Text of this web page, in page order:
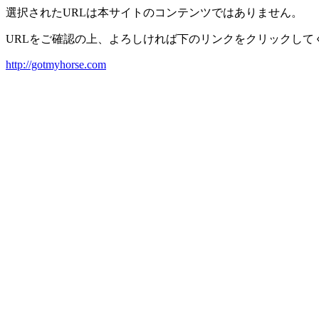
選択されたURLは本サイトのコンテンツではありません。
URLをご確認の上、よろしければ下のリンクをクリックして
http://gotmyhorse.com